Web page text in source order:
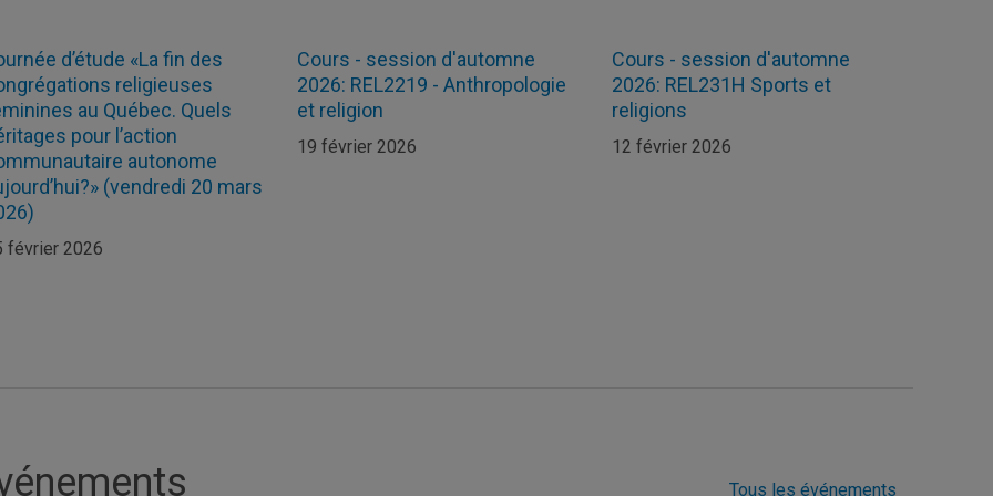
d’étude «La fin des
religieuses
au Québec. Quels
pour l’action
autonome
(vendredi 20 mars
février 2026
Cours - session d'automne
2026: REL2219 - Anthropologie
et religion
19 février 2026
Cours - session d'automne
2026: REL231H Sports et
religions
12 février 2026
Tous les événements